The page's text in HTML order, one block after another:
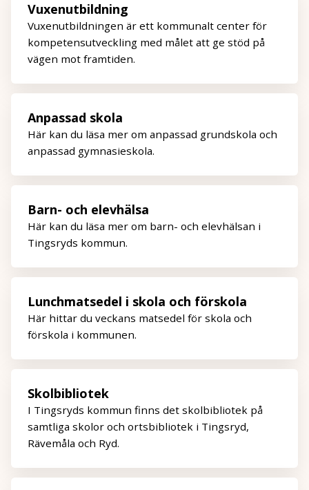
Vuxenutbildning
Vuxenutbildningen är ett kommunalt center för
kompetensutveckling med målet att ge stöd på
vägen mot framtiden.
Anpassad skola
Här kan du läsa mer om anpassad grundskola och
anpassad gymnasieskola.
Barn- och elevhälsa
Här kan du läsa mer om barn- och elevhälsan i
Tingsryds kommun.
Lunchmatsedel i skola och förskola
Här hittar du veckans matsedel för skola och
förskola i kommunen.
Skolbibliotek
I Tingsryds kommun finns det skolbibliotek på
samtliga skolor och ortsbibliotek i Tingsryd,
Rävemåla och Ryd.